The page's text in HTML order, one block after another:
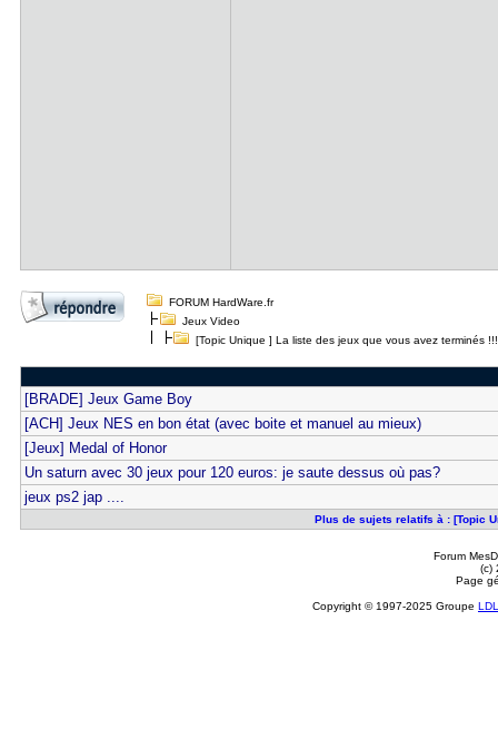
FORUM HardWare.fr
Jeux Video
[Topic Unique ] La liste des jeux que vous avez terminés !!!
[BRADE] Jeux Game Boy
[ACH] Jeux NES en bon état (avec boite et manuel au mieux)
[Jeux] Medal of Honor
Un saturn avec 30 jeux pour 120 euros: je saute dessus où pas?
jeux ps2 jap ....
Plus de sujets relatifs à : [Topic
Forum
(c)
Page
Copyright © 1997-2025 Groupe